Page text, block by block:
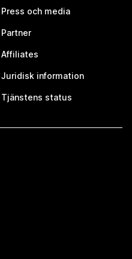
Press och media
Partner
Affiliates
Juridisk information
Tjänstens status